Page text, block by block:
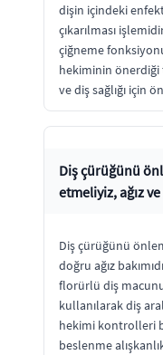
dişin içindeki
çıkarılması
çiğneme
hekiminin önerdiği
ve diş sağlığı için
Diş çürüğünü
etmeliyiz, ağız
Diş çürüğünü
doğru ağız
florürlü diş
kullanılarak diş
hekimi kontrolleri
beslenme